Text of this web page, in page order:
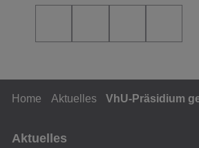
Home Aktuelles VhU-Präsidium
Aktuelles